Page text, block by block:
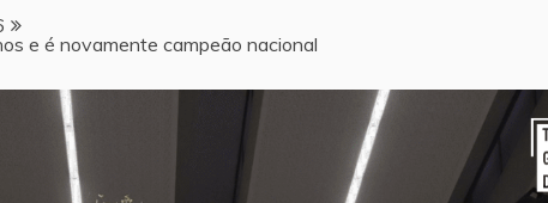
e é novamente campeão nacional